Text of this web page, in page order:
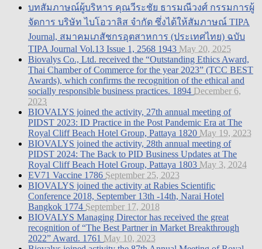
บทสัมภาษณ์ผู้บริหาร คุณวีระชัย ธารมณีวงศ์ กรรมการผู้
จัดการ บริษัท ไบโอวาลิส จำกัด ซึ่งได้ให้สัมภาษณ์ TIPA
Journal, สมาคมเภสัชกรอุตสาหการ (ประเทศไทย) ฉบับ
TIPA Journal Vol.13 Issue 1, 2568 1943 May 20, 2025
Biovalys Co., Ltd. received the “Outstanding Ethics Award,
Thai Chamber of Commerce for the year 2023” (TCC BEST
Awards), which confirms the recognition of the ethical and
socially responsible business practices. 1894 December 6,
2023
BIOVALYS joined the activity, 27th annual meeting of
PIDST 2023: ID Practice in the Post Pandemic Era at The
Royal Cliff Beach Hotel Group, Pattaya 1820 May 19, 2023
BIOVALYS joined the activity, 28th annual meeting of
PIDST 2024: The Back to PID Business Updates at The
Royal Cliff Beach Hotel Group, Pattaya 1803 May 3, 2024
EV71 Vaccine 1786 September 25, 2023
BIOVALYS joined the activity at Rabies Scientific
Conference 2018, September 13th -14th, Narai Hotel
Bangkok 1774 September 17, 2018
BIOVALYS Managing Director has received the great
recognition of “The Best Partner in Market Breakthrough
2022” Award. 1761 May 10, 2023